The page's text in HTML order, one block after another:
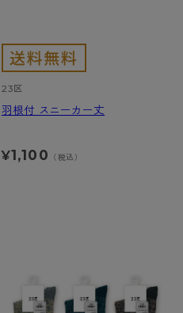
23区
羽根付 スニーカー丈
¥1,100 （税込）